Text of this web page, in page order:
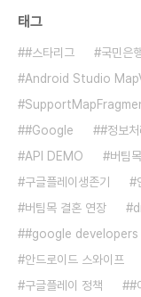
태그
#스타리그
국민은
Android Studio
#Google
#정보
API DEMO
버팀
구글플레이생존기
버팀목 결혼 연장
#google developers
안드로이드 스와이프
구글플레이 정책
#